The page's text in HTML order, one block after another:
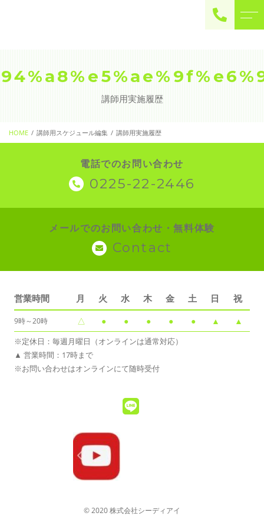
contact
講師用実施履歴
HOME 講師用スケジュール編集 講師用実施履歴
電話でのお問い合わせ
0225-22-2446
メールでのお問い合わせ・無料体験
Contact
営業時間 月 火 水 木 金 土 日 祝
9時～20時 △ ● ● ● ● ● ▲ ▲
※定休日：毎週月曜日（オンラインは通常対応）
▲ 営業時間：17時まで
※お問い合わせはオンラインにて随時受付
© 2020 株式会社シーディアイ